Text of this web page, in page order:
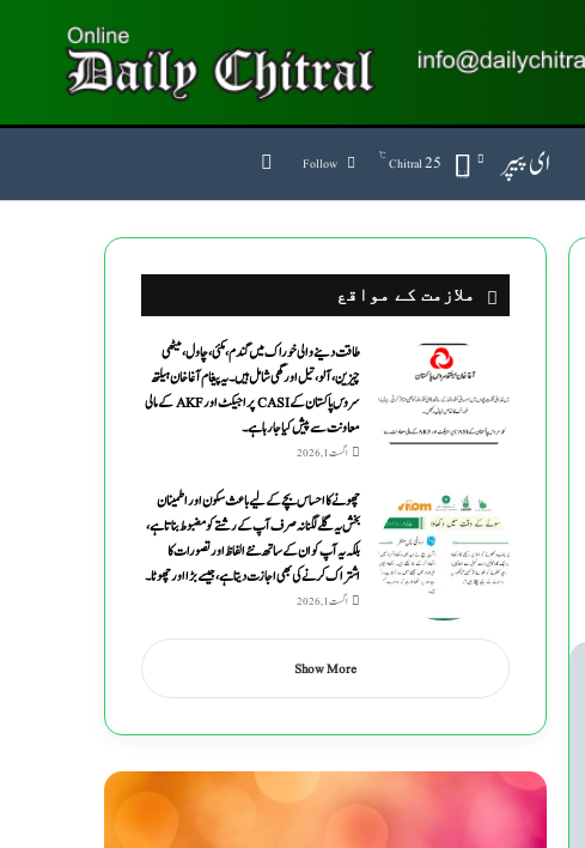
ای پیپر Chitral25
℃
Follow
ملازمت کے مواقع
طاقت دینے والی خوراک میں گندم ،مکئی ،چاول،میٹھی
چیزین ،آلو،تیل اورگھی شامل ہیں۔یہ پیغام آغاخان ہیلتھ
سروس پاکستان کے CASI پراجیکٹ اور AKF کے مالی
معاونت سے پیش کیاجارہاہے۔
اگست 1, 2026
چھونے کا احساس بچے کے لیے باعث سکون اور اطمینان
بخش یہ گلے لگنا نہ صرف آپ کے رشتے کو مضبوط بناتا ہے،
بلکہ یہ آپ کو ان کے ساتھ نئے الفاظ اور تصورات کا
اشتراک کرنے کی بھی اجازت دیتا ہے ، جیسے بڑا اور چھوٹا۔
اگست 1, 2026
Show More